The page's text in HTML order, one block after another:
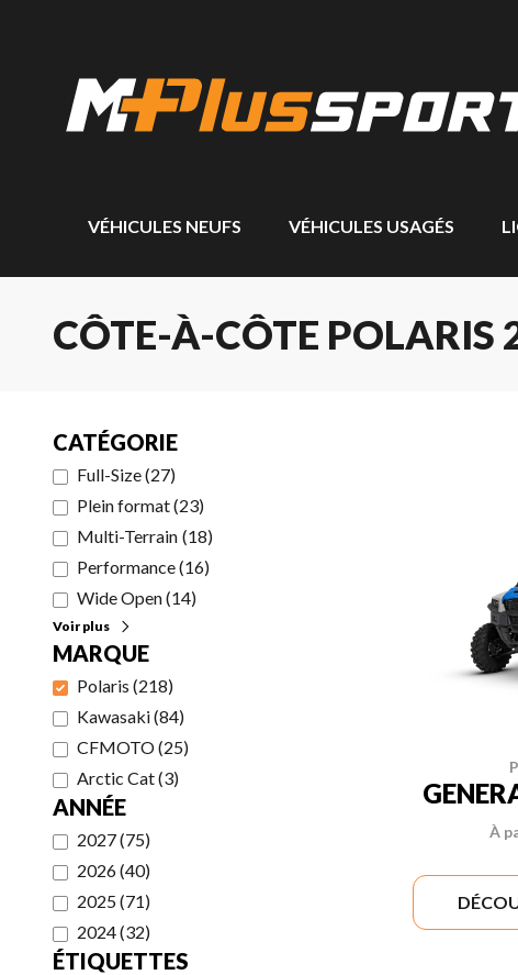
VÉHICULES NEUFS VÉHICULES USAGÉS
CÔTE-À-CÔTE POLARIS
CATÉGORIE
Full-Size(27)
Plein format(23)
Multi-Terrain (18)
Performance(16)
Wide Open(14)
Voir plus
MARQUE
Polaris (218)
Kawasaki(84)
CFMOTO(25)
Arctic Cat(3)
ANNÉE
2027(75)
2026(40)
2025(71)
2024(32)
ÉTIQUETTES
À